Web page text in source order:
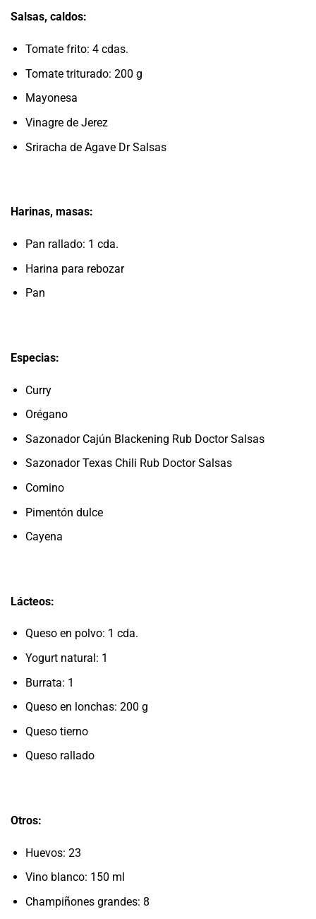
Salsas, caldos:
Tomate frito: 4 cdas.
Tomate triturado: 200 g
Mayonesa
Vinagre de Jerez
Sriracha de Agave Dr Salsas
Harinas, masas:
Pan rallado: 1 cda.
Harina para rebozar
Pan
Especias:
Curry
Orégano
Sazonador Cajún Blackening Rub Doctor Salsas
Sazonador Texas Chili Rub Doctor Salsas
Comino
Pimentón dulce
Cayena
Lácteos:
Queso en polvo: 1 cda.
Yogurt natural: 1
Burrata: 1
Queso en lonchas: 200 g
Queso tierno
Queso rallado
Otros:
Huevos: 23
Vino blanco: 150 ml
Champiñones grandes: 8